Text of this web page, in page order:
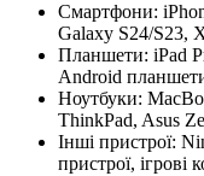
Смартфони:
Galaxy S24/S23,
Планшети: iPad
Android
Ноутбуки:
ThinkPad, Asus
Інші пристрої:
пристрої, ігрові